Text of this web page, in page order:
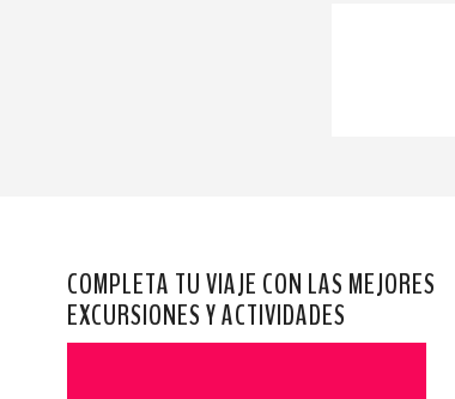
COMPLETA TU VIAJE CON LAS MEJORES
EXCURSIONES Y ACTIVIDADES